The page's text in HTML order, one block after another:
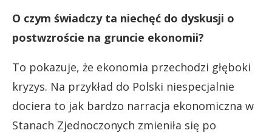
O czym świadczy ta niechęć do dyskusji o
postwzroście na gruncie ekonomii?
To pokazuje, że ekonomia przechodzi głęboki
kryzys. Na przykład do Polski niespecjalnie
dociera to jak bardzo narracja ekonomiczna w
Stanach Zjednoczonych zmieniła się po